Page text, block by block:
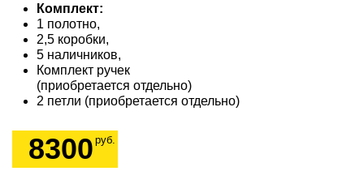
Комплект:
1 полотно,
2,5 коробки,
5 наличников,
Комплект ручек
(приобретается отдельно)
2 петли (приобретается отдельно)
8300 руб.